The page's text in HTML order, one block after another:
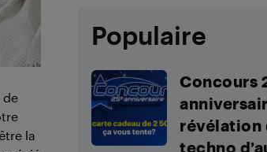
de
la
Populaire
Concours
révélation
techno